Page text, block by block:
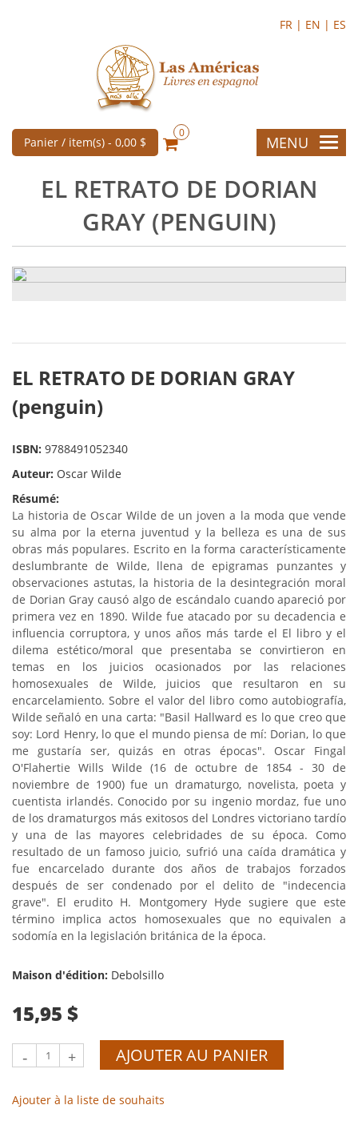
FR | EN | ES
Panier / item(s) - 0,00 $
0
MENU
EL RETRATO DE DORIAN
GRAY (PENGUIN)
EL RETRATO DE DORIAN GRAY
(penguin)
ISBN: 9788491052340
Auteur: Oscar Wilde
Résumé:
La historia de Oscar Wilde de un joven a la moda que vende
su alma por la eterna juventud y la belleza es una de sus
obras más populares. Escrito en la forma característicamente
deslumbrante de Wilde, llena de epigramas punzantes y
observaciones astutas, la historia de la desintegración moral
de Dorian Gray causó algo de escándalo cuando apareció por
primera vez en 1890. Wilde fue atacado por su decadencia e
influencia corruptora, y unos años más tarde el El libro y el
dilema estético/moral que presentaba se convirtieron en
temas en los juicios ocasionados por las relaciones
homosexuales de Wilde, juicios que resultaron en su
encarcelamiento. Sobre el valor del libro como autobiografía,
Wilde señaló en una carta: "Basil Hallward es lo que creo que
soy: Lord Henry, lo que el mundo piensa de mí: Dorian, lo que
me gustaría ser, quizás en otras épocas". Oscar Fingal
O'Flahertie Wills Wilde (16 de octubre de 1854 - 30 de
noviembre de 1900) fue un dramaturgo, novelista, poeta y
cuentista irlandés. Conocido por su ingenio mordaz, fue uno
de los dramaturgos más exitosos del Londres victoriano tardío
y una de las mayores celebridades de su época. Como
resultado de un famoso juicio, sufrió una caída dramática y
fue encarcelado durante dos años de trabajos forzados
después de ser condenado por el delito de "indecencia
grave". El erudito H. Montgomery Hyde sugiere que este
término implica actos homosexuales que no equivalen a
sodomía en la legislación británica de la época.
Maison d'édition: Debolsillo
15,95 $
- + AJOUTER AU PANIER
Ajouter à la liste de souhaits